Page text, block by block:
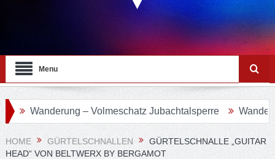
Menu
Wanderung – Volmeschatz Jubachtalsperre
HOME GÜRTELSCHNALLEN
GÜRTELSCHNALLE „GUITAR
HEAD“ VON BELTWERX BY BERGAMOT